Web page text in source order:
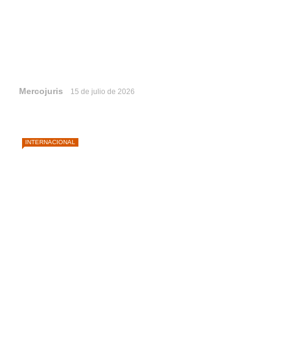
Mercojuris 15 de julio de 2026
INTERNACIONAL